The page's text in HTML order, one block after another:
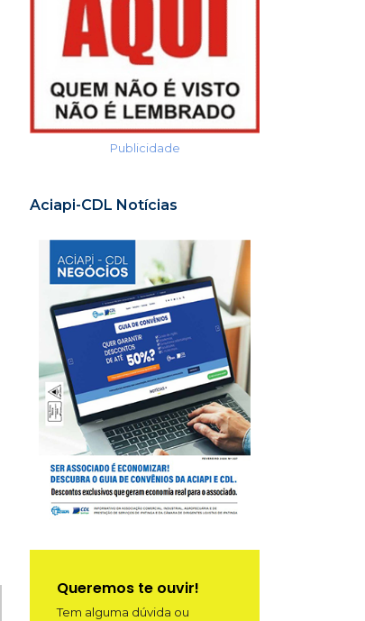
Publicidade
Aciapi-CDL Notícias
Queremos te ouvir!
Tem alguma dúvida ou